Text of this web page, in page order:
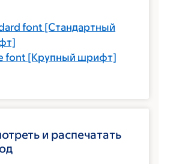
font [Стандартный
font [Крупный шрифт]
и распечатать